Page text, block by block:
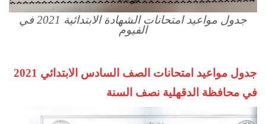
جدول مواعيد امتحانات الشهادة الابتدائية 2021 في
الفيوم
جدول مواعيد امتحانات الصف السادس الابتدائي 2021
في محافظة الدقهلية نصف السنة